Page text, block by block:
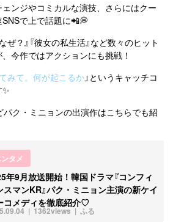
ンジやコミカルな演技、さらにはクー
で上で話題に📲💭
ぜ？』『彼女の私生活』など数々のヒット
今作ではアクションにも挑戦！
みて。何が起こるか」というキャッチコ
パク・ミニョンの出演作はこちらでも紹
タメ
ふる
1362views
年9月放送開始！韓国ドラマ『コンフィ
スマンKR』パク・ミニョン主演の新ケイ
コメディを徹底紹介♡